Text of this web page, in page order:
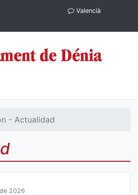
de
Dénia
Valencià
- Actualidad
2026